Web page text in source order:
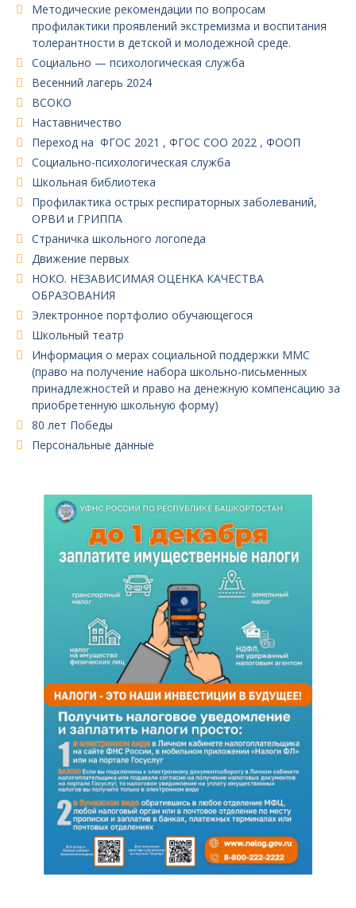
Методические рекомендации по вопросам
профилактики проявлений экстремизма и воспитания
толерантности в детской и молодежной среде.
Социально — психологическая служба
Весенний лагерь 2024
ВСОКО
Наставничество
Переход на ФГОС 2021 , ФГОС СОО 2022 , ФООП
Социально-психологическая служба
Школьная библиотека
Профилактика острых респираторных заболеваний,
ОРВИ и ГРИППА
Страничка школьного логопеда
Движение первых
НОКО. НЕЗАВИСИМАЯ ОЦЕНКА КАЧЕСТВА
ОБРАЗОВАНИЯ
Электронное портфолио обучающегося
Школьный театр
Информация о мерах социальной поддержки ММС
(право на получение набора школьно-письменных
принадлежностей и право на денежную компенсацию за
приобретенную школьную форму)
80 лет Победы
Персональные данные